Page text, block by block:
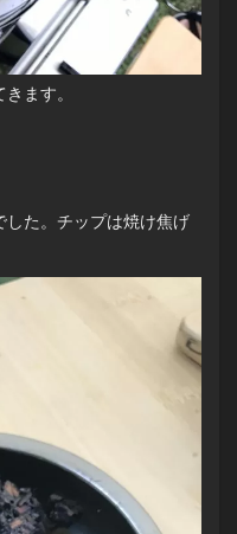
ます。
した。チップは焼け焦げ